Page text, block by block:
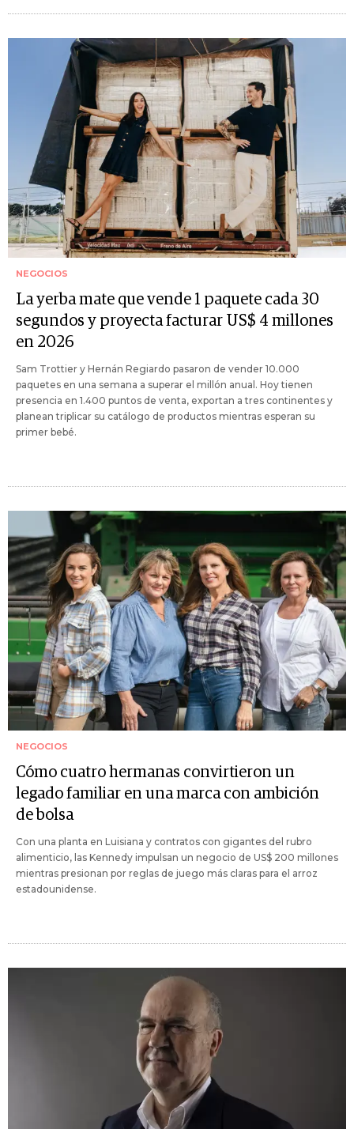
NEGOCIOS
La yerba mate que vende 1 paquete cada 30
segundos y proyecta facturar US$ 4 millones
en 2026
Sam Trottier y Hernán Regiardo pasaron de vender 10.000
paquetes en una semana a superar el millón anual. Hoy tienen
presencia en 1.400 puntos de venta, exportan a tres continentes y
planean triplicar su catálogo de productos mientras esperan su
primer bebé.
NEGOCIOS
Cómo cuatro hermanas convirtieron un
legado familiar en una marca con ambición
de bolsa
Con una planta en Luisiana y contratos con gigantes del rubro
alimenticio, las Kennedy impulsan un negocio de US$ 200 millones
mientras presionan por reglas de juego más claras para el arroz
estadounidense.